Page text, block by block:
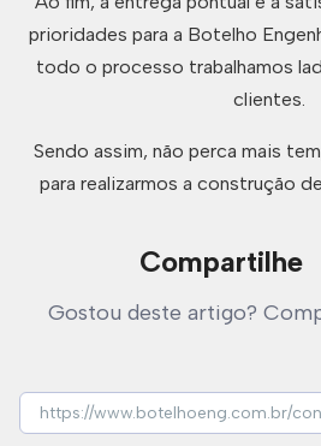
prioridades para a Botelho
todo o processo trabalhamos
clientes.
Sendo assim, não perca mais
para realizarmos a construção
Compartilhe
Gostou deste artigo?